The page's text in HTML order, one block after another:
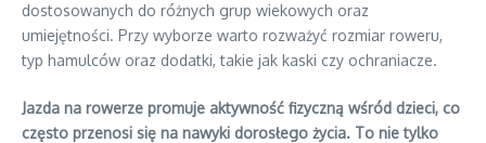
dostosowanych do różnych grup wiekowych oraz
umiejętności. Przy wyborze warto rozważyć rozmiar roweru,
typ hamulców oraz dodatki, takie jak kaski czy ochraniacze.
Jazda na rowerze promuje aktywność fizyczną wśród dzieci, co
często przenosi się na nawyki dorosłego życia. To nie tylko